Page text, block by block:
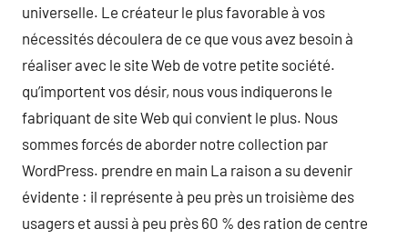
universelle. Le créateur le plus favorable à vos
nécessités découlera de ce que vous avez besoin à
réaliser avec le site Web de votre petite société.
qu’importent vos désir, nous vous indiquerons le
fabriquant de site Web qui convient le plus. Nous
sommes forcés de aborder notre collection par
WordPress. prendre en main La raison a su devenir
évidente : il représente à peu près un troisième des
usagers et aussi à peu près 60 % des ration de centre